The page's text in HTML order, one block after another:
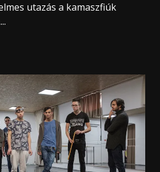
utazás a kamaszfiúk